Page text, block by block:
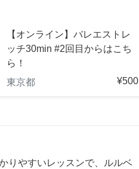
【オンライン】バレエストレ
ッチ30min #2回目からはこち
ら！
東京都
¥500
りやすいレッスンで、ルルベ